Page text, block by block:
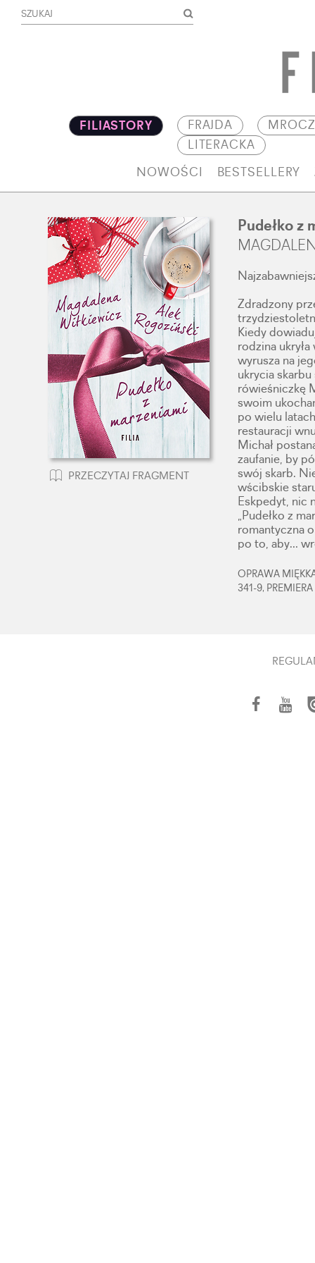
FILIASTORY FRAJDA
LITERACKA
NOWOŚCI BESTSELLERY
PRZECZYTAJ FRAGMENT
Pudełko z
Zdradzony
Kiedy
rodzina
wyrusza na
ukrycia
rówieśniczkę
swoim
po wielu
restauracji
Michał
zaufanie, by
swój skarb.
wścibskie
Eskpedyt, nic
„Pudełko z
romantyczna
po to, aby…
OPRAWA
341-9,